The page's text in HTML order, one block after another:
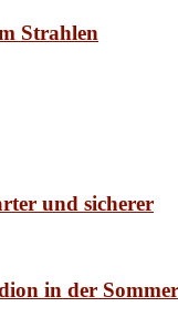
Strahlen
und sicherer
in der